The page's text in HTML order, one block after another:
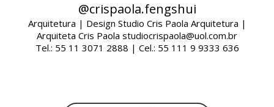
@crispaola.fengshui
Arquitetura | Design Studio Cris Paola Arquitetura |
Arquiteta Cris Paola studiocrispaola@uol.com.br
Tel.: 55 11 3071 2888 | Cel.: 55 111 9 9333 636